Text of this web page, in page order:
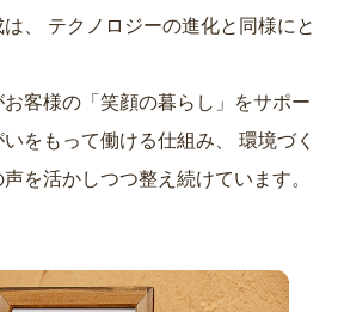
、
客様の「笑顔の暮らし」をサポー
をもって働ける仕組み、
を活かしつつ整え続けています。